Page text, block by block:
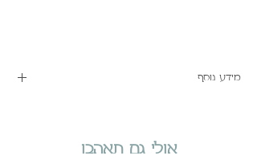
מידע נוסף
אולי גם תאהבו